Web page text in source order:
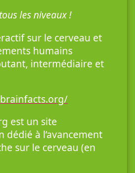
les niveaux !
sur le cerveau et
humains
intermédiaire et
est un site
dédié à l’avancement
sur le cerveau (en